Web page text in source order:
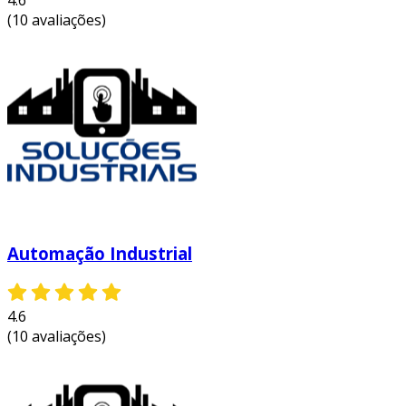
reduz o tempo de ciclo e melhora a
precisão na produção, resultando em
incremento na qualidade:
automatizados garantem uma
uniformidade maior na produção,
minimizando erros humanos e
melhorando a qualidade do produto final.
automação possa ser alto, a longo prazo,
a eficiência operacional e a redução de
desperdícios levam a uma significativa
aumento da segurança:
ambientes perigosos e a tarefas
(10 avaliações)
Automação Industrial
4.6
(10 avaliações)